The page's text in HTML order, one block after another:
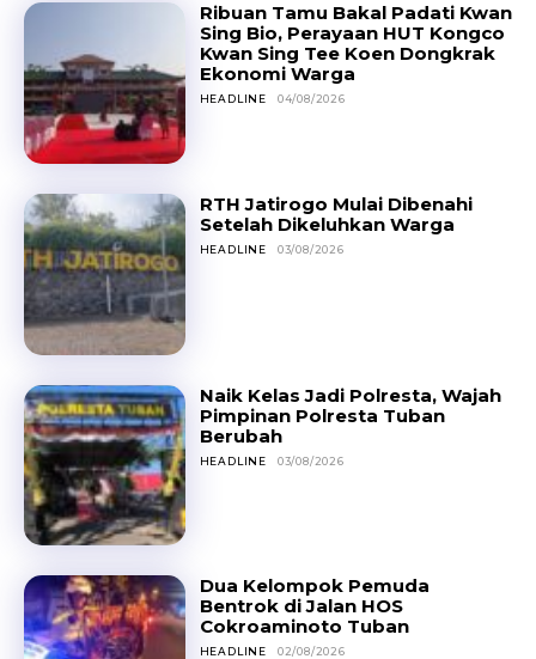
Ribuan Tamu Bakal Padati Kwan
Sing Bio, Perayaan HUT Kongco
Kwan Sing Tee Koen Dongkrak
Ekonomi Warga
HEADLINE 04/08/2026
RTH Jatirogo Mulai Dibenahi
Setelah Dikeluhkan Warga
HEADLINE 03/08/2026
Naik Kelas Jadi Polresta, Wajah
Pimpinan Polresta Tuban
Berubah
HEADLINE 03/08/2026
Dua Kelompok Pemuda
Bentrok di Jalan HOS
Cokroaminoto Tuban
HEADLINE 02/08/2026